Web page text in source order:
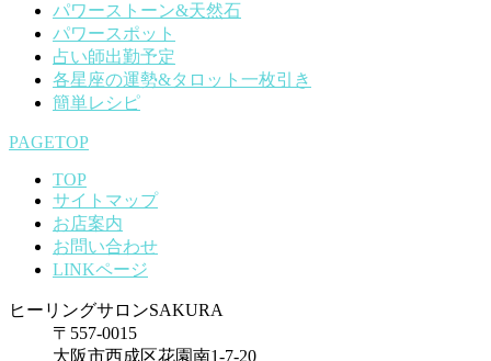
パワーストーン&天然石
パワースポット
占い師出勤予定
各星座の運勢&タロット一枚引き
簡単レシピ
PAGETOP
TOP
サイトマップ
お店案内
お問い合わせ
LINKページ
ヒーリングサロンSAKURA
〒557-0015
大阪市西成区花園南1-7-20